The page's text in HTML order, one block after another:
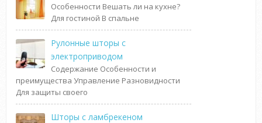
Особенности Вешать ли на кухне?
Для гостиной В спальне
Рулонные шторы с
электроприводом
Содержание Особенности и
преимущества Управление Разновидности
Для защиты своего
Шторы с ламбрекеном